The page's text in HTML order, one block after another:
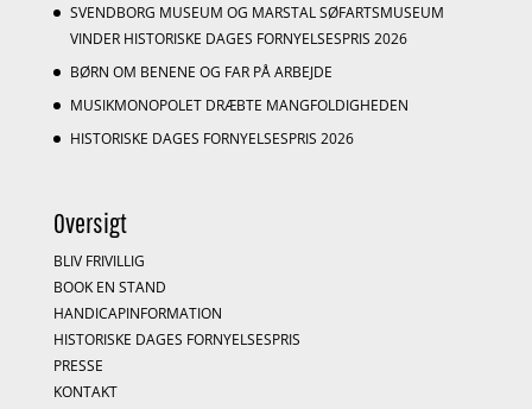
SVENDBORG MUSEUM OG MARSTAL SØFARTSMUSEUM
VINDER HISTORISKE DAGES FORNYELSESPRIS 2026
BØRN OM BENENE OG FAR PÅ ARBEJDE
MUSIKMONOPOLET DRÆBTE MANGFOLDIGHEDEN
HISTORISKE DAGES FORNYELSESPRIS 2026
Oversigt
BLIV FRIVILLIG
BOOK EN STAND
HANDICAPINFORMATION
HISTORISKE DAGES FORNYELSESPRIS
PRESSE
KONTAKT